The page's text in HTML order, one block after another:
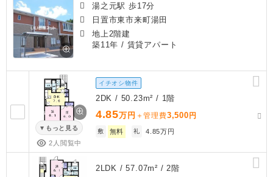
湯之元駅 歩17分
日置市東市来町湯田
地上2階建
築11年 / 賃貸アパート
もっと見る
2人閲覧中
イチオシ物件
2DK / 50.23m² / 1階
4.85万円 ＋管理費3,500 円
敷 無料 礼 4.85万円
2LDK / 57.07m² / 2階